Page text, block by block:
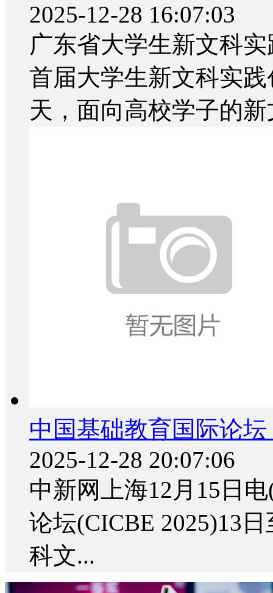
2025-12-28 16:07:03
广东省大学生新文科
首届大学生新文科实
天，面向高校学子的
中国基础教育国际论
2025-12-28 20:07:06
中新网上海12月15日
论坛(CICBE 2025)13
科文...